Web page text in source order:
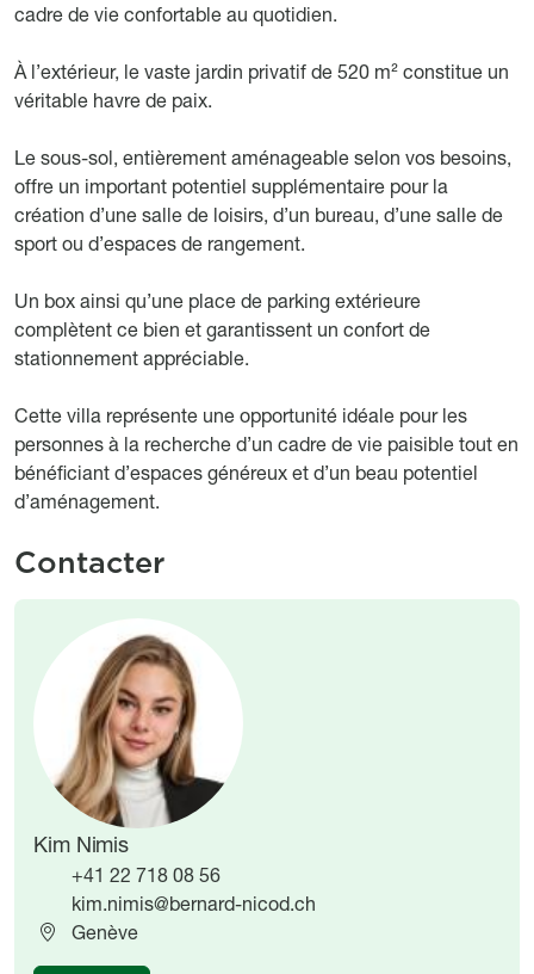
cadre de vie confortable au quotidien.
À l’extérieur, le vaste jardin privatif de 520 m² constitue un
véritable havre de paix.
Le sous-sol, entièrement aménageable selon vos besoins,
offre un important potentiel supplémentaire pour la
création d’une salle de loisirs, d’un bureau, d’une salle de
sport ou d’espaces de rangement.
Un box ainsi qu’une place de parking extérieure
complètent ce bien et garantissent un confort de
stationnement appréciable.
Cette villa représente une opportunité idéale pour les
personnes à la recherche d’un cadre de vie paisible tout en
bénéficiant d’espaces généreux et d’un beau potentiel
d’aménagement.
Contacter
Image
Image
Kim Nimis
+41 22 718 08 56
kim.nimis@bernard-nicod.ch
Genève